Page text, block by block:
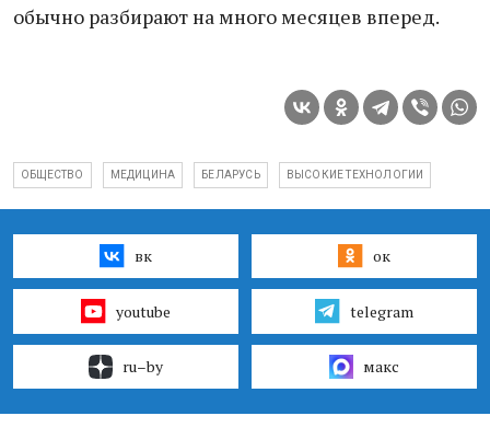
обычно разбирают на много месяцев вперед.
ОБЩЕСТВО МЕДИЦИНА БЕЛАРУСЬ ВЫСОКИЕ ТЕХНОЛОГИИ
вк ок
youtube telegram
ru–by макс